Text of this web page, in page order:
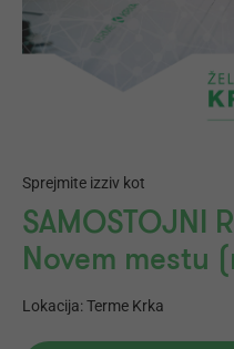
Sprejmite izziv kot
SAMOSTOJNI
Novem mestu
Lokacija: Terme Krka